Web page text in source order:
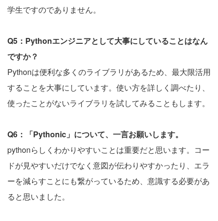
学生ですのでありません。
Q5：Pythonエンジニアとして大事にしていることはなん
ですか？
Pythonは便利な多くのライブラリがあるため、最大限活用
することを大事にしています。使い方を詳しく調べたり、
使ったことがないライブラリを試してみることもします。
Q6：「Pythonic」について、一言お願いします。
pythonらしくわかりやすいことは重要だと思います。コー
ドが見やすいだけでなく意図が伝わりやすかったり、エラ
ーを減らすことにも繋がっているため、意識する必要があ
ると思いました。